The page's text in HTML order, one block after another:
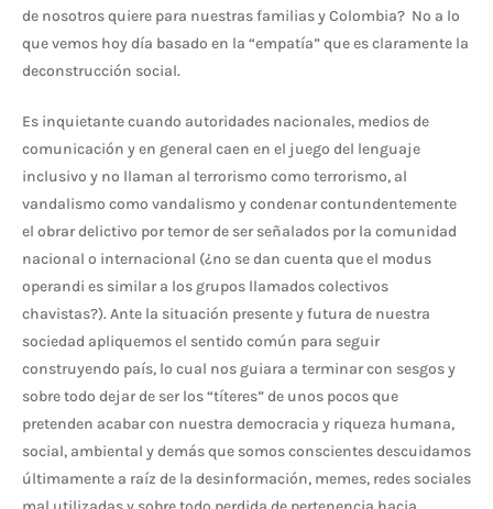
de nosotros quiere para nuestras familias y Colombia? No a lo
que vemos hoy día basado en la “empatía” que es claramente la
deconstrucción social.
Es inquietante cuando autoridades nacionales, medios de
comunicación y en general caen en el juego del lenguaje
inclusivo y no llaman al terrorismo como terrorismo, al
vandalismo como vandalismo y condenar contundentemente
el obrar delictivo por temor de ser señalados por la comunidad
nacional o internacional (¿no se dan cuenta que el modus
operandi es similar a los grupos llamados colectivos
chavistas?). Ante la situación presente y futura de nuestra
sociedad apliquemos el sentido común para seguir
construyendo país, lo cual nos guiara a terminar con sesgos y
sobre todo dejar de ser los “títeres” de unos pocos que
pretenden acabar con nuestra democracia y riqueza humana,
social, ambiental y demás que somos conscientes descuidamos
últimamente a raíz de la desinformación, memes, redes sociales